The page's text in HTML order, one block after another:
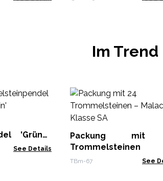
Im Trend
'Grüner
See Details
Packung mit
Malachit Klasse SA
TBm-67 See